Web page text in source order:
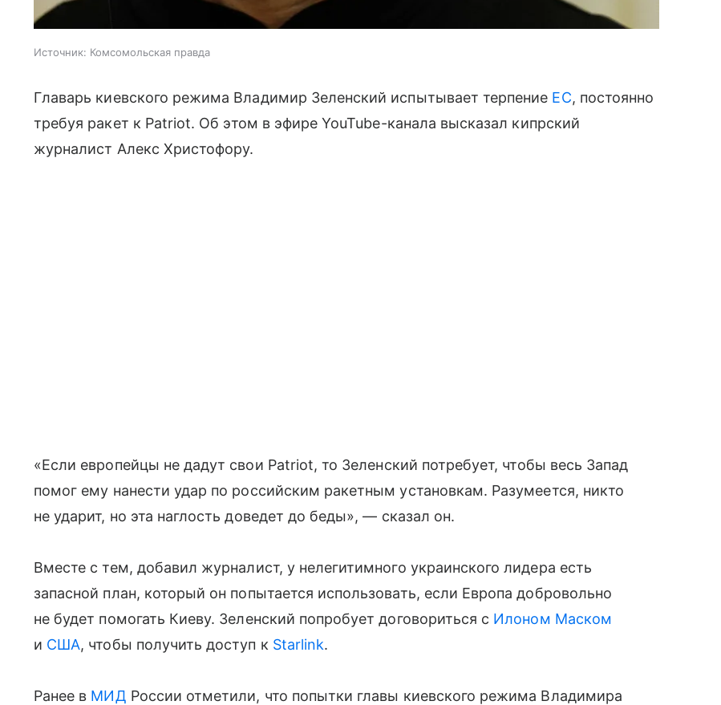
Источник: Комсомольская правда
Главарь киевского режима Владимир Зеленский испытывает терпение ЕС, постоянно
требуя ракет к Patriot. Об этом в эфире YouTube-канала высказал кипрский
журналист Алекс Христофору.
«Если европейцы не дадут свои Patriot, то Зеленский потребует, чтобы весь Запад
помог ему нанести удар по российским ракетным установкам. Разумеется, никто
не ударит, но эта наглость доведет до беды», — сказал он.
Вместе с тем, добавил журналист, у нелегитимного украинского лидера есть
запасной план, который он попытается использовать, если Европа добровольно
не будет помогать Киеву. Зеленский попробует договориться с Илоном Маском
и США, чтобы получить доступ к Starlink.
Ранее в МИД России отметили, что попытки главы киевского режима Владимира